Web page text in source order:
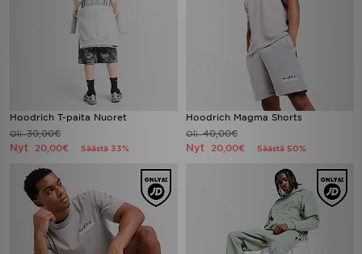
Hoodrich T-paita Nuoret
Oli30,00€
Nyt 20,00€ Säästä 33%
Hoodrich Magma Shorts
Oli40,00€
Nyt 20,00€ Säästä 50%